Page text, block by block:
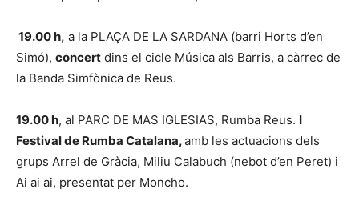
19.00 h, a la PLAÇA DE LA SARDANA (barri Horts d’en
Simó), concert dins el cicle Música als Barris, a càrrec de
la Banda Simfònica de Reus.
19.00 h, al PARC DE MAS IGLESIAS, Rumba Reus. I
Festival de Rumba Catalana,amb les actuacions dels
grups Arrel de Gràcia, Miliu Calabuch (nebot d’en Peret) i
Ai ai ai, presentat per Moncho.